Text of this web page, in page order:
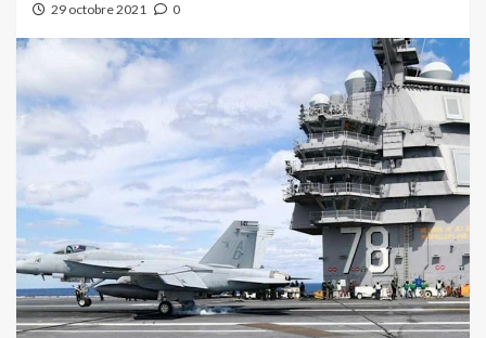
29 octobre 2021 0